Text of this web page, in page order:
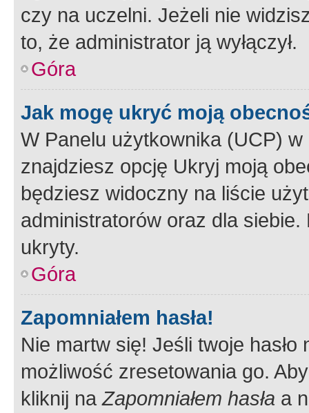
czy na uczelni. Jeżeli nie
to, że administrator ją wyłączył.
Góra
Jak mogę ukryć moją
W Panelu użytkownika (UCP) w
znajdziesz opcję Ukryj moją
będziesz widoczny na liście
administratorów oraz dla
ukryty.
Góra
Zapomniałem hasła!
Nie martw się! Jeśli twoje
możliwość zresetowania go.
kliknij naZapomniałem hasła a